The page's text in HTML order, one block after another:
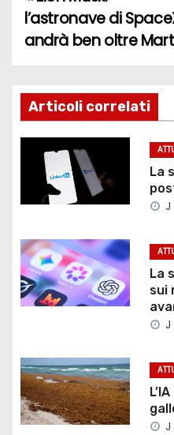
a
i
g
z
i
o
n
a
r
l’astronave di
andrà ben oltre
Articoli correlati
La
J
La
sui
J
J